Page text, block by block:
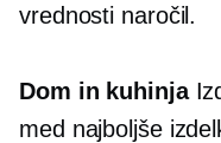
vrednosti naročil.
Dom in kuhinja
med najboljše